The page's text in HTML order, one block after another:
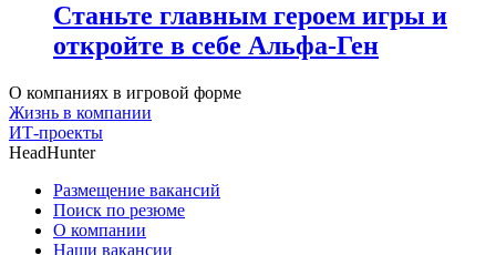
Станьте главным героем игры и
откройте в себе Альфа-Ген
О компаниях в игровой форме
Жизнь в компании
ИТ-проекты
HeadHunter
Размещение вакансий
Поиск по резюме
О компании
Наши вакансии